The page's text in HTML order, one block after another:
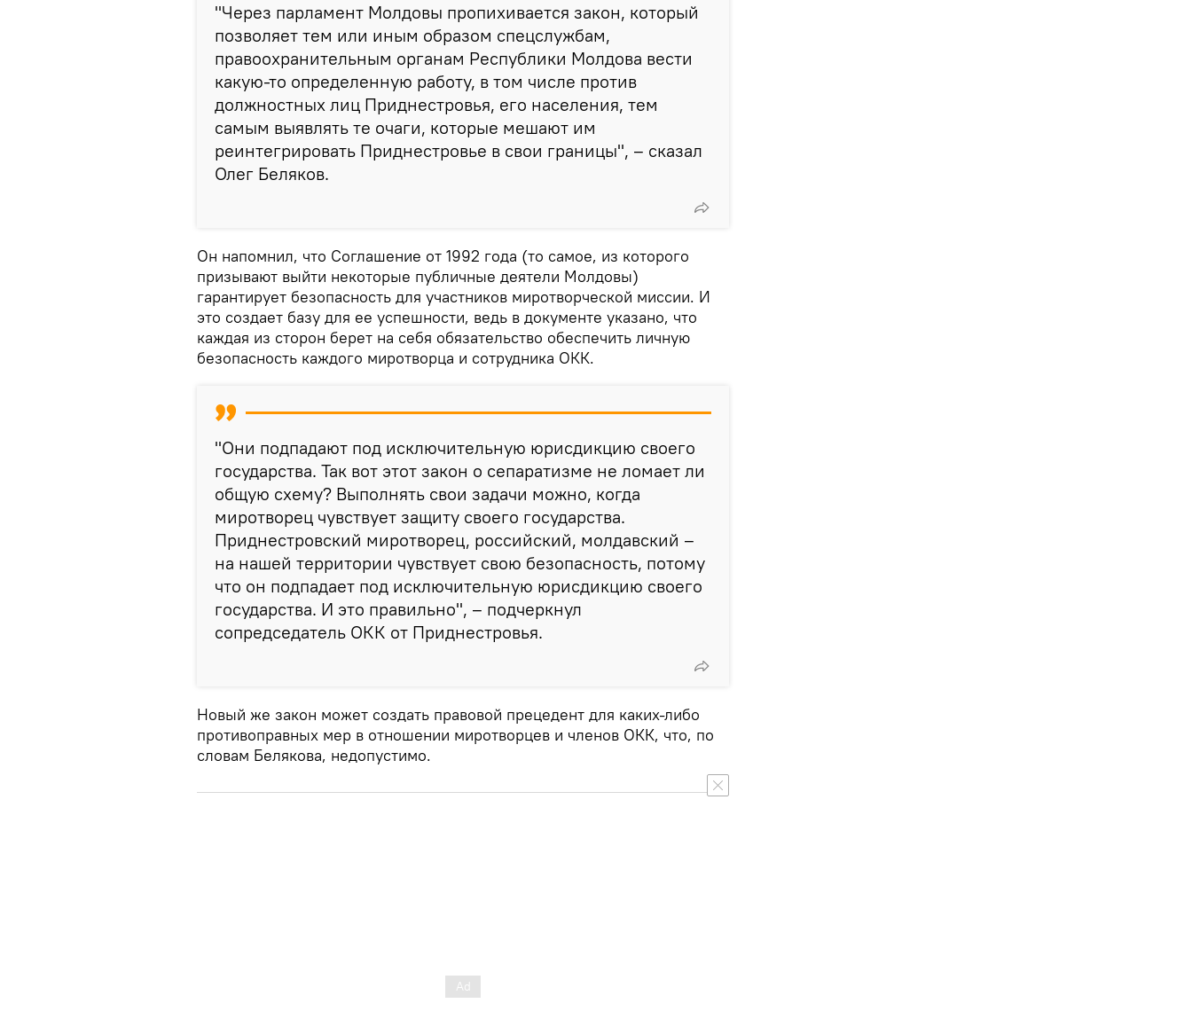
"Через парламент Молдовы пропихивается закон, который
позволяет тем или иным образом спецслужбам,
правоохранительным органам Республики Молдова вести
какую-то определенную работу, в том числе против
должностных лиц Приднестровья, его населения, тем
самым выявлять те очаги, которые мешают им
реинтегрировать Приднестровье в свои границы", – сказал
Олег Беляков.
Он напомнил, что Соглашение от 1992 года (то самое, из которого
призывают выйти некоторые публичные деятели Молдовы)
гарантирует безопасность для участников миротворческой миссии. И
это создает базу для ее успешности, ведь в документе указано, что
каждая из сторон берет на себя обязательство обеспечить личную
безопасность каждого миротворца и сотрудника ОКК.
"Они подпадают под исключительную юрисдикцию своего
государства. Так вот этот закон о сепаратизме не ломает ли
общую схему? Выполнять свои задачи можно, когда
миротворец чувствует защиту своего государства.
Приднестровский миротворец, российский, молдавский –
на нашей территории чувствует свою безопасность, потому
что он подпадает под исключительную юрисдикцию своего
государства. И это правильно", – подчеркнул
сопредседатель ОКК от Приднестровья.
Новый же закон может создать правовой прецедент для каких-либо
противоправных мер в отношении миротворцев и членов ОКК, что, по
словам Белякова, недопустимо.